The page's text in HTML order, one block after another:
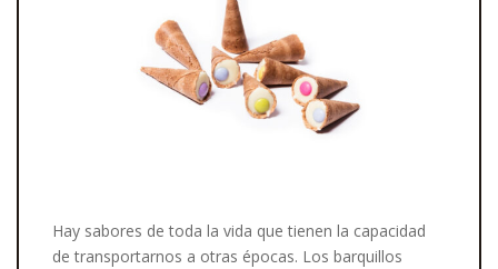
Hay sabores de toda la vida que tienen la capacidad
de transportarnos a otras épocas. Los barquillos